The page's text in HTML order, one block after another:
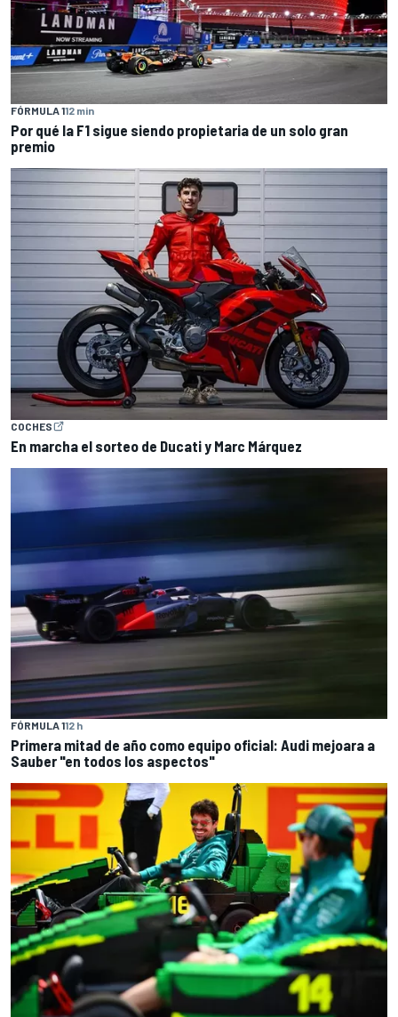
FÓRMULA 112 min
Por qué la F1 sigue siendo propietaria de un solo gran
premio
COCHES
En marcha el sorteo de Ducati y Marc Márquez
FÓRMULA 112 h
Primera mitad de año como equipo oficial: Audi mejoara a
Sauber "en todos los aspectos"